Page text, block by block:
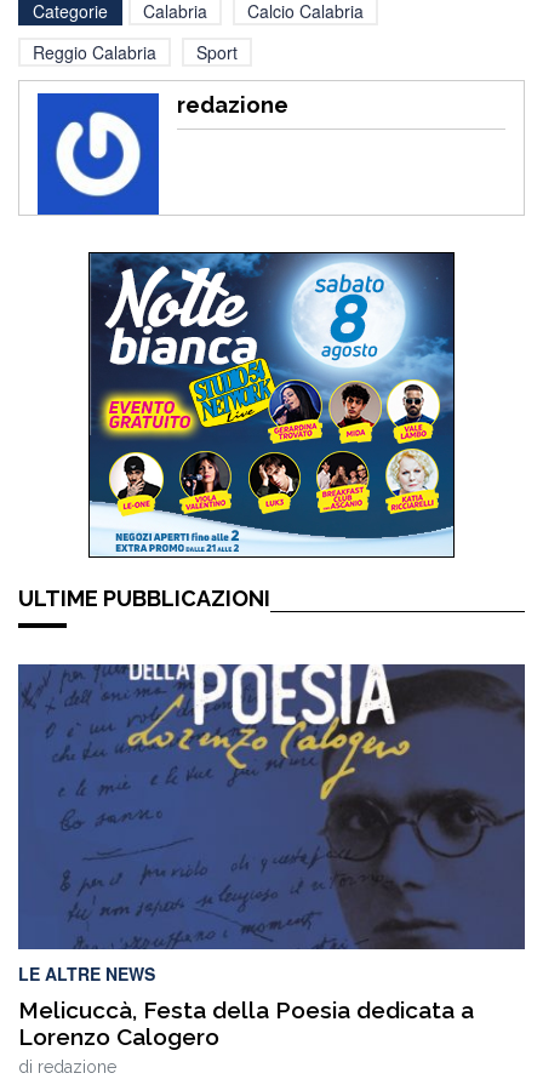
Categorie Calabria
Calcio Calabria
Reggio Calabria
Sport
redazione
ULTIME PUBBLICAZIONI
LE ALTRE NEWS
Melicuccà, Festa della Poesia dedicata a
Lorenzo Calogero
di redazione